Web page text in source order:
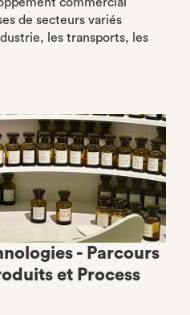
de secteurs variés
les transports, les
- Parcours
et Process